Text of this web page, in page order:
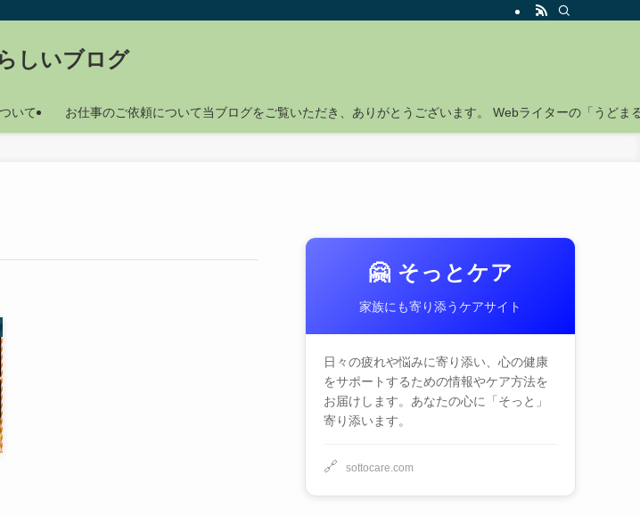
しいブログ
いて お仕事のご依頼について当ブログをご覧いただき、ありがとうございます。 Webライターの「うどま
🤗 そっとケア
家族にも寄り添うケアサイト
日々の疲れや悩みに寄り添い、心の健康
をサポートするための情報やケア方法を
お届けします。あなたの心に「そっと」
寄り添います。
🔗 sottocare.com